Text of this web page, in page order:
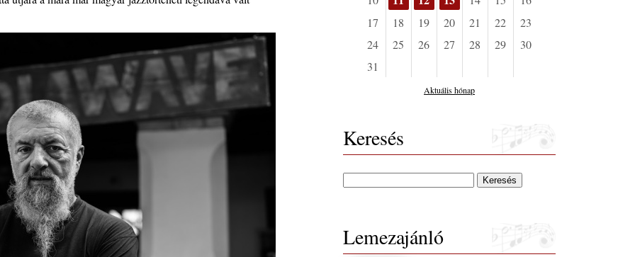
a
17
18 19 20 21 22
23
24
25 26 27 28 29
30
31
Aktuális hónap
Keresés
Lemezajánló